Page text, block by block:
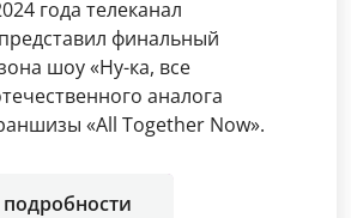
года телеканал
финальный
шоу «Ну-ка, все
аналога
«All Together Now».
подробности